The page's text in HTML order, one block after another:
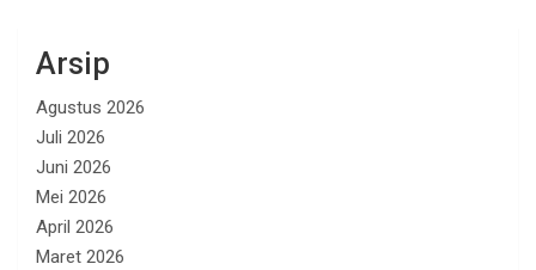
Arsip
Agustus 2026
Juli 2026
Juni 2026
Mei 2026
April 2026
Maret 2026